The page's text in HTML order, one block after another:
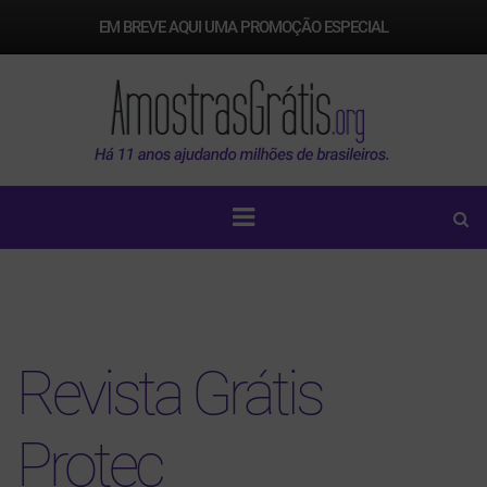
EM BREVE AQUI UMA PROMOÇÃO ESPECIAL
Revista Grátis
Protec